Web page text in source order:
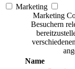
Marketing
Marketing
Besuchern
Name